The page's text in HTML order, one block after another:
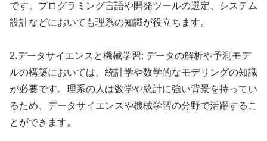
です。プログラミング言語や開発ツールの選定、システム
設計などにおいても理系の知識が役立ちます。
2.データサイエンスと機械学習: データの解析や予測モデ
ルの構築においては、統計学や数学的なモデリングの知識
が必要です。理系の人は数学や統計に強い背景を持ってい
るため、データサイエンスや機械学習の分野で活躍するこ
とができます。